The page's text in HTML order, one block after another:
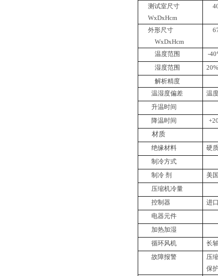
测试室 尺寸
WxDxHcm
外形尺寸
WxDxHcm
温度范围 -40
湿度范围
2
解析精度
温湿度偏差
温
升温时间
降温时间
材质
绝缘材料
硬
制冷方式
制冷 剂
美
压缩机冷量
控制器
进
电器元件
加热加湿
循环风机
长
故障报警
压
保